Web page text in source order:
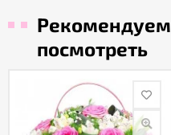
Рекомендуем
посмотреть